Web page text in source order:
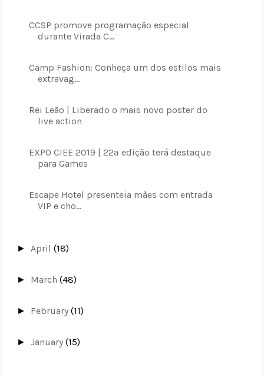
CCSP promove programação especial
durante Virada C...
Camp Fashion: Conheça um dos estilos mais
extravag...
Rei Leão | Liberado o mais novo poster do
live action
EXPO CIEE 2019 | 22ª edição terá destaque
para Games
Escape Hotel presenteia mães com entrada
VIP e cho...
► April(18)
► March(48)
► February(11)
►January(15)